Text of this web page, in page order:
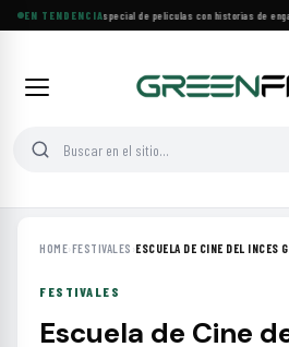
EN TENDENCIA
Lifetime estrena especial de películas con historias de
HOME›FESTIVALES ›ESCUELA DE CINE DEL INCES
FESTIVALES
Escuela de Cine